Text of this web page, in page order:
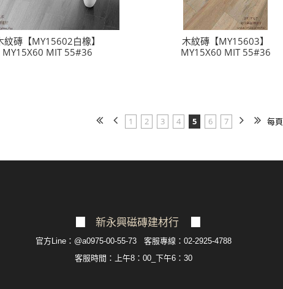
紋磚【MY15602白橡】
MY15X60 MIT 55#36
木紋磚【MY15603】
MY15X60 MIT 55#36
1 2 3 4 5 6 7 每頁
新永興磁磚建材行
官方Line：@a0975-00-55-73 客服專線：02-2925-4788
客服時間：上午8：00_下午6：30